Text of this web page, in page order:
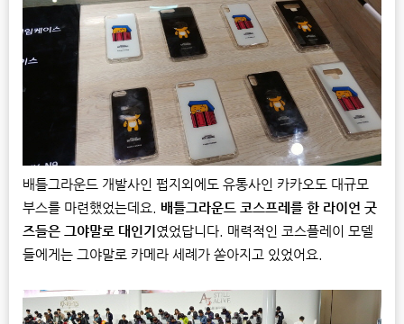
배틀그라운드 개발사인 펍지외에도 유통사인 카카오도 대규모
부스를 마련했었는데요. 배틀그라운드 코스프레를 한 라이언 굿
즈들은 그야말로 대인기 였었답니다. 매력적인 코스플레이 모델
들에게는 그야말로 카메라 세례가 쏟아지고 있었어요.